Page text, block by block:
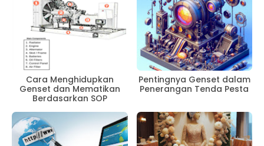
Cara Menghidupkan
Genset dan Mematikan
Berdasarkan SOP
Pentingnya Genset dalam
Penerangan Tenda Pesta